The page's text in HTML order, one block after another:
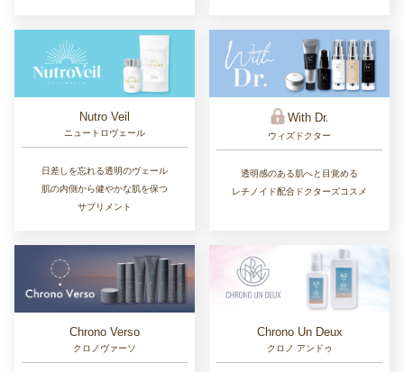
Nutro Veil
ニュートロヴェール
日差しを忘れる透明のヴェール
肌の内側から健やかな肌を保つ
サプリメント
With Dr.
ウィズドクター
透明感のある肌へと目覚める
レチノイド配合ドクターズコスメ
Chrono Verso
クロノヴァーソ
Chrono Un Deux
クロノ アンドゥ